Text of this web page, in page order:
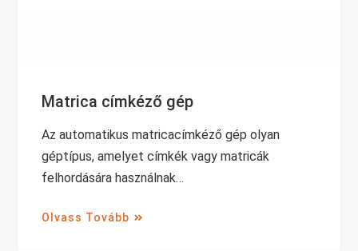
Matrica címkéző gép
Az automatikus matricacímkéző gép olyan
géptípus, amelyet címkék vagy matricák
felhordására használnak…
Olvass Tovább